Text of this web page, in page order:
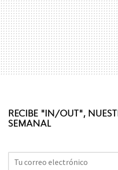
RECIBE "IN/OUT",
SEMANAL